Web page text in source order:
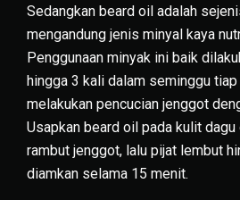
Sedangkan beard oil adalah
mengandung jenis minyal kaya
Penggunaan minyak ini baik
hingga 3 kali dalam seminggu
melakukan pencucian jenggot
Usapkan beard oil pada kulit
rambut jenggot, lalu pijat lembut
diamkan selama 15 menit.